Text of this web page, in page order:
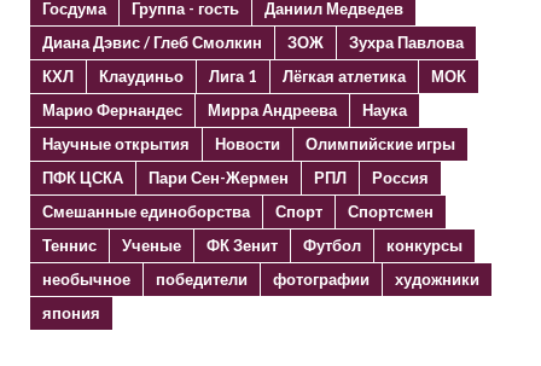
Госдума
Группа - гость
Даниил Медведев
Диана Дэвис / Глеб Смолкин
ЗОЖ
Зухра Павлова
КХЛ
Клаудиньо Лига 1 Лёгкая атлетика
МОК
Марио Фернандес
Мирра Андреева
Наука
Научные открытия
Новости
Олимпийские игры
ПФК ЦСКА
Пари Сен-Жермен РПЛ
Россия
Смешанные единоборства
Спорт
Спортсмен
Теннис
Ученые ФК Зенит Футбол
конкурсы
необычное
победители фотографии
художники
япония